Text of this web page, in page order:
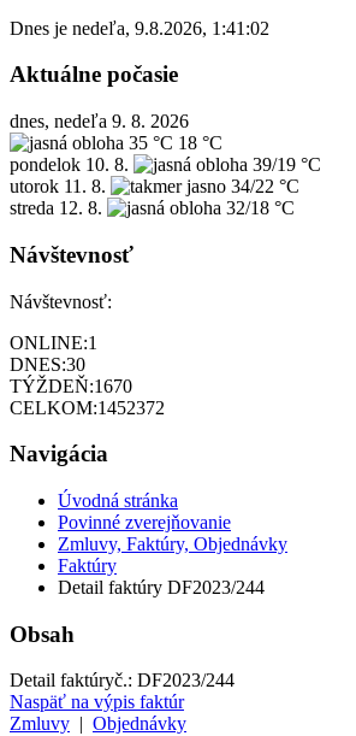
Dnes je nedeľa, 9.8.2026, 1:41:02
Aktuálne počasie
dnes, nedeľa 9. 8. 2026
35 °C 18 °C
pondelok 10. 8.
39/19 °C
utorok 11. 8.
34/22 °C
streda 12. 8. 32/18 °C
Návštevnosť
Návštevnosť:
ONLINE:1
DNES:30
TÝŽDEŇ:1670
CELKOM:1452372
Navigácia
Úvodná stránka
Povinné zverejňovanie
Zmluvy, Faktúry, Objednávky
Faktúry
Detail faktúry DF2023/244
Obsah
Detail faktúryč.: DF2023/244
Naspäť na výpis faktúr
Zmluvy
Objednávky